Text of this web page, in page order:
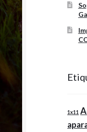
1x11